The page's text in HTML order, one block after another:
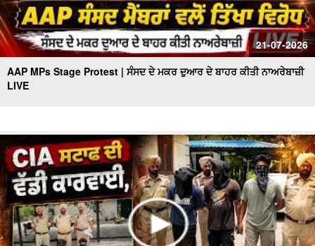
21-07-2026
AAP MPs Stage Protest | ਸੰਸਦ ਦੇ ਮਕਰ ਦੁਆਰ ਦੇ ਬਾਹਰ ਕੀਤੀ ਨਾਅਰੇਬਾਜ਼ੀ
LIVE